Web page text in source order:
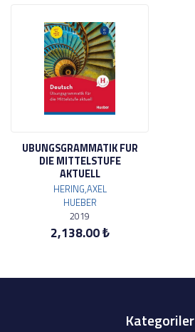
UBUNGSGRAMMATIK FUR
DIE MITTELSTUFE
AKTUELL
HERING,AXEL
HUEBER
2019
2,138.00 ₺
Kategoriler